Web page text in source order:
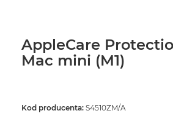
AppleCare
Mac mini (M1)
Kod producenta: S4510ZM/A